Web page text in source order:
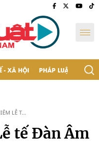
- XÃ HỘI PHÁP LUẬT - BẠN
LỄ TẾ
THỦtế Đàn Âm